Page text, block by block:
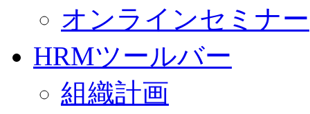
オンラインセミナー
HRMツールバー
組織計画